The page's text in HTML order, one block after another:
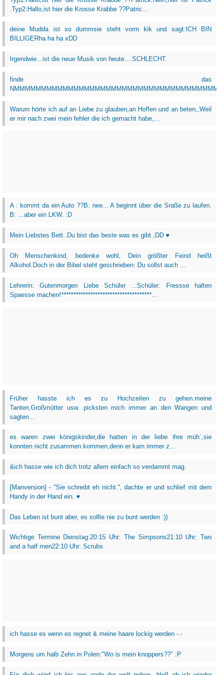
.Typ2:Hallo,ist hier die Krosse Krabbe ??Patric...
deine Mudda ist so dummsie steht vorm kik und sagt:ICH BIN
BILLIGERha ha ha xDD
Irgendwie...ist die neue Musik von heute....SCHLECHT.
finde das
Warum hörte ich auf an Liebe zu glauben,an Hoffen und an beten,,Weil
er mir nach zwei mein fehler die ich gemacht habe,...
A : kommt da ein Auto ??B: nee... A beginnt über die Sraße zu laufen.
B: ...aber ein LKW. :D
Mein Liebstes Bett..Du bist das beste was es gibt ;DD ♥
Oh Menschenkind, bedenke wohl, Dein größter Feind heißt
Alkohol.Doch in der Bibel steht geschrieben: Du sollst auch ...
Lehrerin: Gutenmorgen Liebe Schüler ...Schüler: Fressse halten
Spaesse machen!*************************************...
Früher hasste ich es zu Hochzeiten zu gehen.meine
Tanten,Großmütter usw. picksten mich immer an den Wangen und
sagten...
es waren zwei königskinder,die hatten in der liebe ihre müh´,sie
konnten nicht zusammen kommen,denn er kam immer z...
&ich hasse wie ich dich trotz allem einfach so verdammt mag.
[Manversion] - ''Sie schreibt eh nicht.'', dachte er und schlief mit dem
Handy in der Hand ein. ♥
Das Leben ist bunt aber, es sollte nie zu bunt werden :))
Wichtige Termine Dienstag:20:15 Uhr: The Simpsons21:10 Uhr: Two
and a half men22:10 Uhr: Scrubs
ich hasse es wenn es regnet & meine haare lockig werden -.-
Morgens um halb Zehn in Polen:"Wo is mein knoppers??" :P